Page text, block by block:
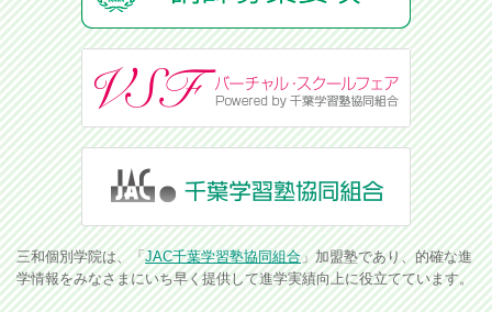
三和個別学院は、「JAC千葉学習塾協同組合」加盟塾であり、的確な進
学情報をみなさまにいち早く提供して進学実績向上に役立てています。